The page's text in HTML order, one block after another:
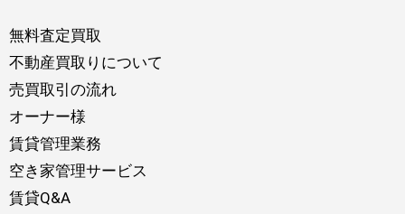
無料査定買取
不動産買取りについて
売買取引の流れ
オーナー様
賃貸管理業務
空き家管理サービス
賃貸Q&A